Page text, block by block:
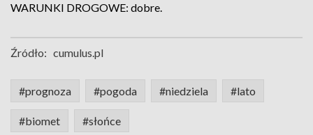
WARUNKI DROGOWE: dobre.
Źródło: cumulus.pl
#prognoza #pogoda #niedziela #lato
#biomet #słońce